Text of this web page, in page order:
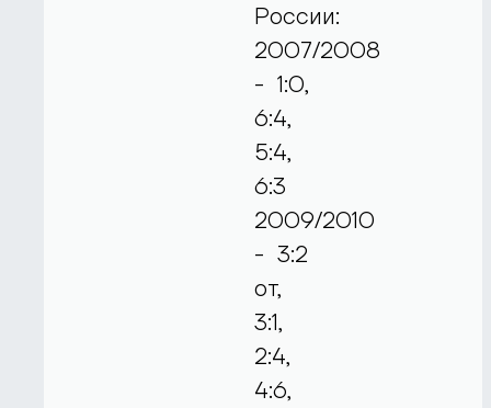
России:
2007/2008
- 1:0,
6:4,
5:4,
6:3
2009/2010
- 3:2
от,
3:1,
2:4,
4:6,